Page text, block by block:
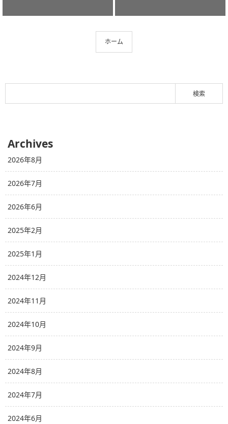
ホーム
Archives
2026年8月
2026年7月
2026年6月
2025年2月
2025年1月
2024年12月
2024年11月
2024年10月
2024年9月
2024年8月
2024年7月
2024年6月